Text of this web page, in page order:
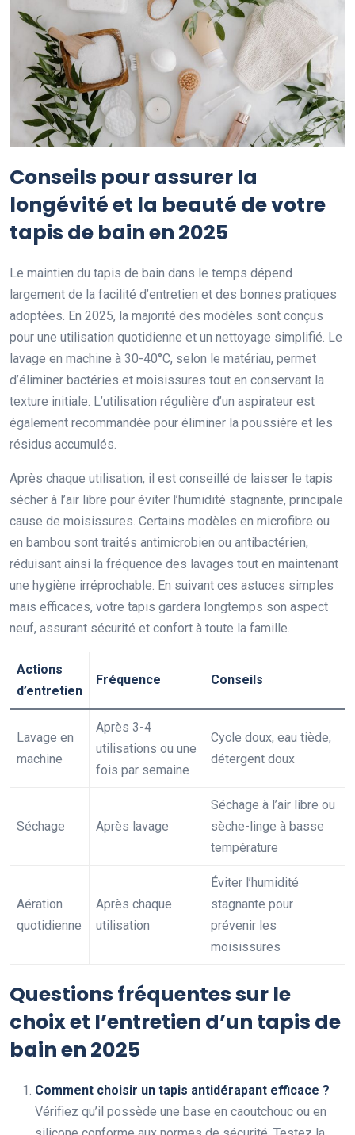
Conseils pour assurer la
longévité et la beauté de votre
tapis de bain en 2025
Le maintien du tapis de bain dans le temps dépend
largement de la facilité d’entretien et des bonnes pratiques
adoptées. En 2025, la majorité des modèles sont conçus
pour une utilisation quotidienne et un nettoyage simplifié. Le
lavage en machine à 30-40°C, selon le matériau, permet
d’éliminer bactéries et moisissures tout en conservant la
texture initiale. L’utilisation régulière d’un aspirateur est
également recommandée pour éliminer la poussière et les
résidus accumulés.
Après chaque utilisation, il est conseillé de laisser le tapis
sécher à l’air libre pour éviter l’humidité stagnante, principale
cause de moisissures. Certains modèles en microfibre ou
en bambou sont traités antimicrobien ou antibactérien,
réduisant ainsi la fréquence des lavages tout en maintenant
une hygiène irréprochable. En suivant ces astuces simples
mais efficaces, votre tapis gardera longtemps son aspect
neuf, assurant sécurité et confort à toute la famille.
Actions
d’entretien
Fréquence Conseils
Lavage en
machine
Après 3-4
utilisations ou une
fois par semaine
Cycle doux, eau tiède,
détergent doux
Séchage Après lavage
Séchage à l’air libre ou
sèche-linge à basse
température
Aération
quotidienne
Après chaque
utilisation
Éviter l’humidité
stagnante pour
prévenir les
moisissures
Questions fréquentes sur le
choix et l’entretien d’un tapis de
bain en 2025
Comment choisir un tapis antidérapant efficace ?
Vérifiez qu’il possède une base en caoutchouc ou en